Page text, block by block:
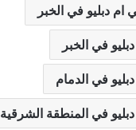
دبليو في الخبر
في الخبر
في الدمام
في المنطقة الشرقية